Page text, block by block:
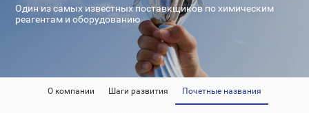
Один из самых известных поставкщиков по химическим
реагентам и оборудованию
О компании Шаги развития Почетные названия